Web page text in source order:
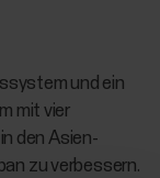
und ein
mit vier
den Asien-
zu verbessern.